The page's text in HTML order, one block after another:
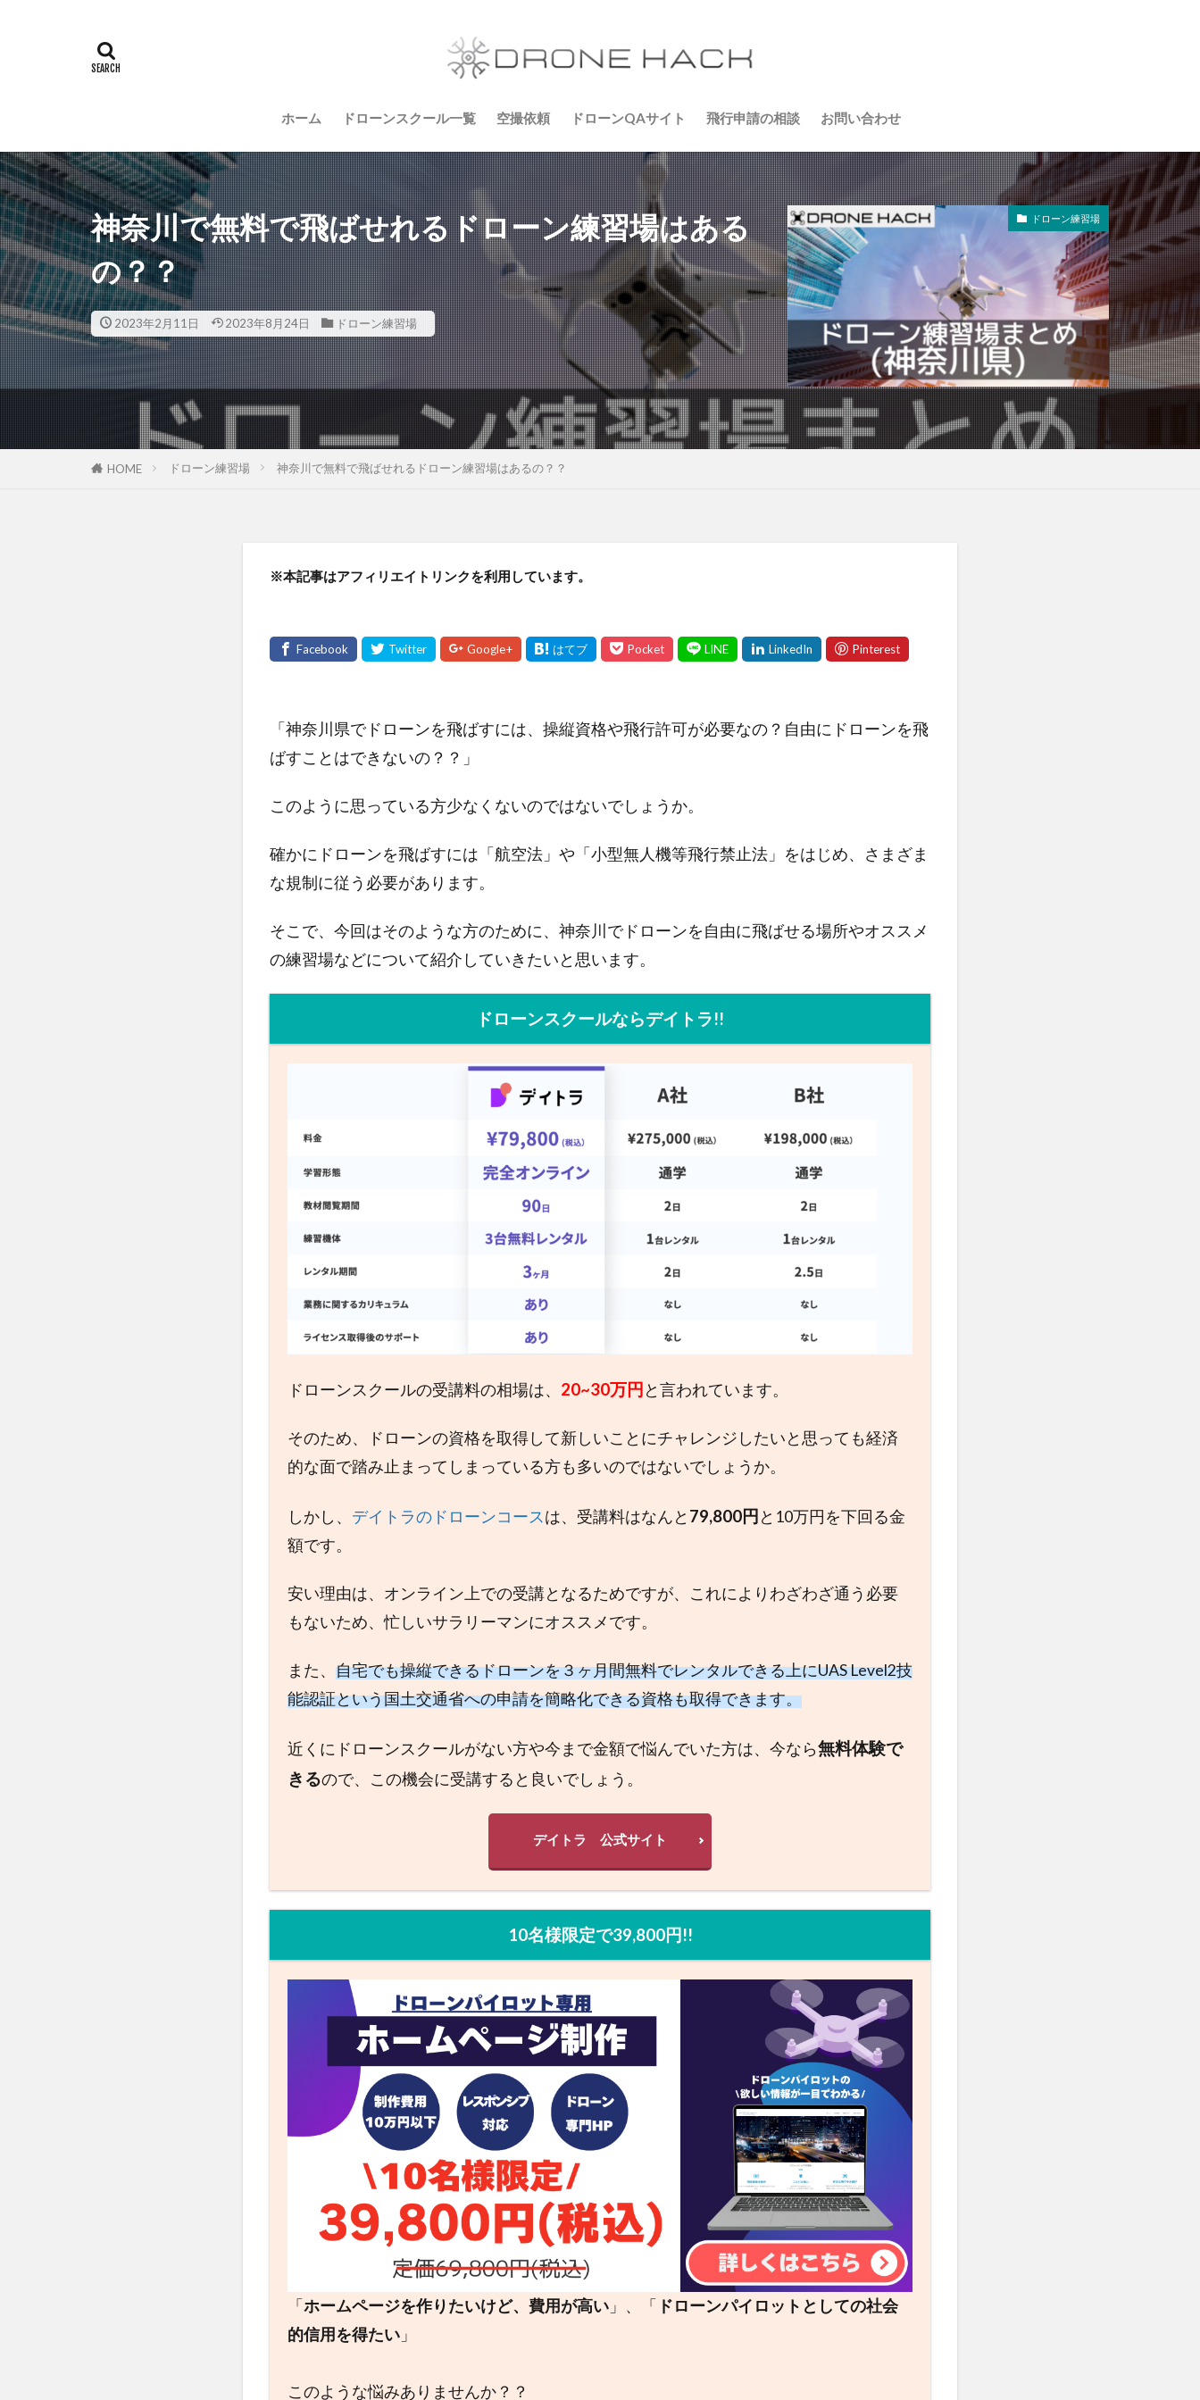
ホーム ドローンスクール一覧 空撮依頼 ドローンQAサイト 飛行申請の相談 お問い合わせ
神奈川で無料で飛ばせれるドローン練習場はある
の？？
2023年2月11日 2023年8月24日 ドローン練習場
ドローン練習場
HOME ドローン練習場 神奈川で無料で飛ばせれるドローン練習場はあるの？？
※本記事はアフィリエイトリンクを利用しています。
「神奈川県でドローンを飛ばすには、操縦資格や飛行許可が必要なの？自由にドローンを飛
ばすことはできないの？？」
このように思っている方少なくないのではないでしょうか。
確かにドローンを飛ばすには「航空法」や「小型無人機等飛行禁止法」をはじめ、さまざま
な規制に従う必要があります。
そこで、今回はそのような方のために、神奈川でドローンを自由に飛ばせる場所やオススメ
の練習場などについて紹介していきたいと思います。
ドローンスクールならデイトラ!!
ドローンスクールの受講料の相場は、 20~30万円 と言われています。
そのため、ドローンの資格を取得して新しいことにチャレンジしたいと思っても経済
的な面で踏み止まってしまっている方も多いのではないでしょうか。
しかし、 デイトラのドローンコースは、受講料はなんと 79,800円 と10万円を下回る金
額です。
安い理由は、オンライン上での受講となるためですが、これによりわざわざ通う必要
もないため、忙しいサラリーマンにオススメです。
また、 自宅でも操縦できるドローンを３ヶ月間無料でレンタルできる上にUAS Level2技
能認証という国土交通省への申請を簡略化できる資格も取得できます。
近くにドローンスクールがない方や今まで金額で悩んでいた方は、今なら無料体験で
きるので、この機会に受講すると良いでしょう。
デイトラ 公式サイト
10名様限定で39,800円!!
「 ホームページを作りたいけど、費用が高い 」、「 ドローンパイロットとしての社会
的信用を得たい 」
このような悩みありませんか？？